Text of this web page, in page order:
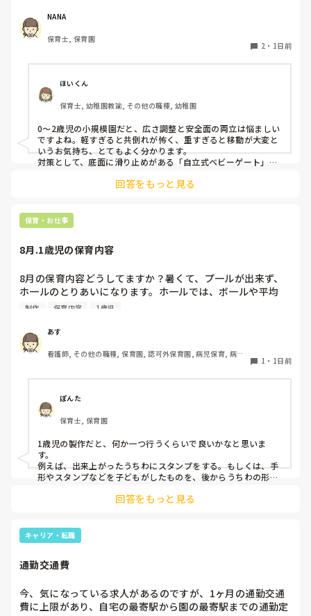
うな素材で軽いので、ちょっと体が当たると倒れたり、つか
まり立ちが不安定な子にとっては共倒れになったりで危険で
す。かと言って固定してしまうと活動によって柔軟に移動す
しっかりした重いものを置いていましたが、移動が大変で使
い勝手が悪く、子どもがぶつかって倒れた時に怖い思いをし
ました。
皆さんの園ではどんなもので工夫されていますか？
NANA
保育士, 保育園
2 ・ 1日前
ほいくん
保育士, 幼稚園教諭, その他の職種, 幼稚園
0〜2歳児の小規模園だと、広さ調整と安全面の両立は悩ましい
ですよね。軽すぎると共倒れが怖く、重すぎると移動が大変と
いうお気持ち、とてもよく分かります。
対策として、底面に滑り止めがある「自立式ベビーゲート」な
た、ストッパー付きキャスターをつけたロー棚を仕切りにすれ
り、脚元に水入りペットボトルなどの重りを付けて補強してみ
てくださいね。安全で使いやすい方法が見つかるよう応援して
回答をもっと見る
保育・お仕事
8月.1歳児の保育内容
8月の保育内容どうしてますか？暑くて、プ一ルが出来ず、
ホ一ルのとりあいになります。ホ一ルでは、ボ一ルや平均
台、風船で遊んでいます。製作で、うちわや望遠鏡や風鈴🎐
クラスです、玩具で遊ばせながら、何人かずつよんで、やっ
ています。何か、いいアイデアや、工夫など、何でもいいの
で、教えて下さい。
制作 保育内容 1歳児
あす
看護師, その他の職種, 保育園, 認可外保育園, 病児保育, 病院
1 ・ 1日前
ぽんた
保育士, 保育園
1歳児の製作だと、何か一つ行うくらいで良いかなと思いま
す。
例えば、出来上がったうちわにスタンプをする。もしくは、手
形やスタンプなどを子どもがしたものを、後からうちわの形に
雨遊び、氷遊び、など間食遊びをたくさん行っています。
す！いつもと違うおもちゃ、室内に興味津々です！
回答をもっと見る
キャリア・転職
通勤交通費
今、気になっている求人があるのですが、1ヶ月の通勤交通
費に上限があり、自宅の最寄駅から園の最寄駅までの通勤定